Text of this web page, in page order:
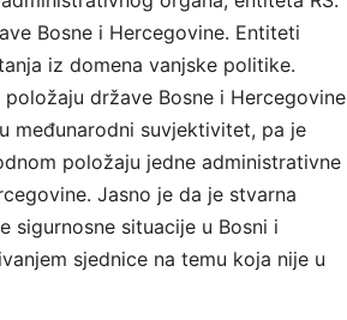
Bosne i Hercegovine. Entiteti
iz domena vanjske politike.
države Bosne i Hercegovine
međunarodni suvjektivitet, pa je
položaju jedne administrativne
Jasno je da je stvarna
sigurnosne situacije u Bosni i
sjednice na temu koja nije u